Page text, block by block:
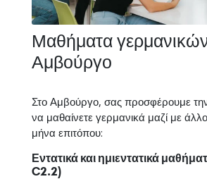
Μαθήματα
Αμβούργο
Στο Αμβούργο, σας προσφέρουμε την
να μαθαίνετε γερμανικά μαζί με
μήνα επιτόπου:
Εντατικά και ημιεντατικά
C2.2)